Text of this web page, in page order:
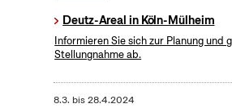
Deutz-Areal in Köln-Mülheim
Informieren Sie sich zur Planung und
Stellungnahme ab.
8.3. bis28.4.2024